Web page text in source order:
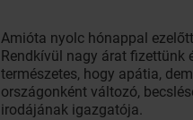
Amióta nyolc hónappal
Rendkívül nagy árat
természetes, hogy apátia,
országonként változó,
irodájának igazgatója.